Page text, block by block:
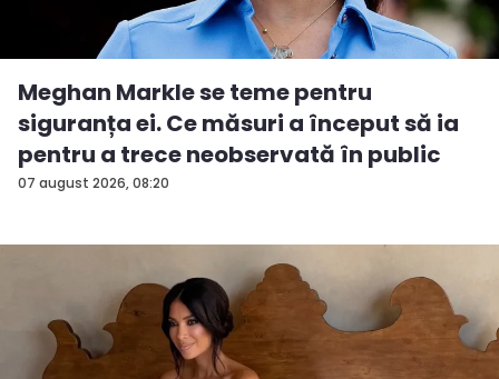
07 august 2026, 08:20
Meghan Markle se teme pentru
siguranța ei. Ce măsuri a început să ia
pentru a trece neobservată în public